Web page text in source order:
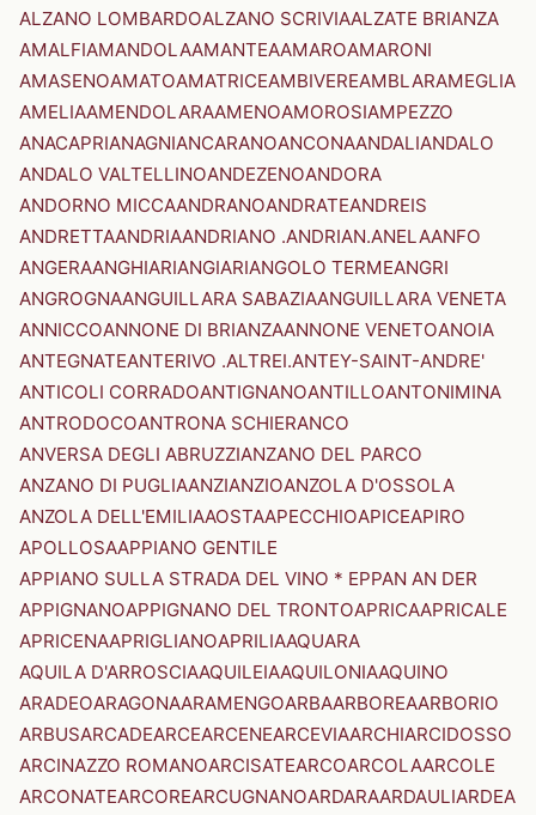
ALZANO LOMBARDOALZANO SCRIVIAALZATE BRIANZA
AMALFIAMANDOLAAMANTEAAMAROAMARONI
AMASENOAMATOAMATRICEAMBIVEREAMBLARAMEGLIA
AMELIAAMENDOLARAAMENOAMOROSIAMPEZZO
ANACAPRIANAGNIANCARANOANCONAANDALIANDALO
ANDALO VALTELLINOANDEZENOANDORA
ANDORNO MICCAANDRANOANDRATEANDREIS
ANDRETTAANDRIAANDRIANO .ANDRIAN.ANELAANFO
ANGERAANGHIARIANGIARIANGOLO TERMEANGRI
ANGROGNAANGUILLARA SABAZIAANGUILLARA VENETA
ANNICCOANNONE DI BRIANZAANNONE VENETOANOIA
ANTEGNATEANTERIVO .ALTREI.ANTEY-SAINT-ANDRE'
ANTICOLI CORRADOANTIGNANOANTILLOANTONIMINA
ANTRODOCOANTRONA SCHIERANCO
ANVERSA DEGLI ABRUZZIANZANO DEL PARCO
ANZANO DI PUGLIAANZIANZIOANZOLA D'OSSOLA
ANZOLA DELL'EMILIAAOSTAAPECCHIOAPICEAPIRO
APOLLOSAAPPIANO GENTILE
APPIANO SULLA STRADA DEL VINO * EPPAN AN DER
APPIGNANOAPPIGNANO DEL TRONTOAPRICAAPRICALE
APRICENAAPRIGLIANOAPRILIAAQUARA
AQUILA D'ARROSCIAAQUILEIAAQUILONIAAQUINO
ARADEOARAGONAARAMENGOARBAARBOREAARBORIO
ARBUSARCADEARCEARCENEARCEVIAARCHIARCIDOSSO
ARCINAZZO ROMANOARCISATEARCOARCOLAARCOLE
ARCONATEARCOREARCUGNANOARDARAARDAULIARDEA